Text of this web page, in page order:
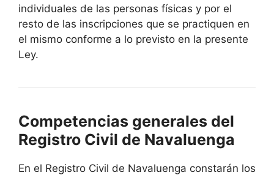
individuales de las personas físicas y por el
resto de las inscripciones que se practiquen en
el mismo conforme a lo previsto en la presente
Ley.
Competencias generales del
Registro Civil de Navaluenga
En el Registro Civil de Navaluenga constarán los